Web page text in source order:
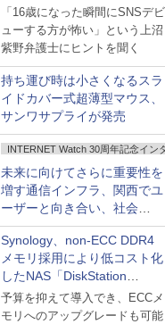
いですか？
「16歳になった瞬間にSNSデビ
ューする方が怖い」という上沼
紫野弁護士にヒントを聞く
持ち運び時は小さくなるスラ
イドカバー式超薄型マウス、
サンワサプライが発売
INTERNET Watch 30周年記念イン
未来に向けてさらに重要性を
増す通信インフラ、関西でユ
ーザーと向き合い、社会
の“あたらしい”を起動し続け
る～オプテージ
Synology、non-ECC DDR4
メモリ採用により低コスト化
したNAS「DiskStation
neo+」シリーズ
予算を抑えて導入でき、ECCメ
モリへのアップグレードも可能